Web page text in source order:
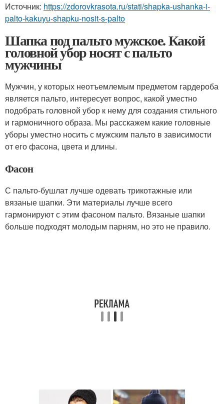
Источник: https://zdorovkrasota.ru/stati/shapka-ushanka-i-
palto-kakuyu-shapku-nosit-s-palto
Шапка под пальто мужское. Какой
головной убор носят с пальто
мужчины
Мужчин, у которых неотъемлемым предметом гардероба
является пальто, интересует вопрос, какой уместно
подобрать головной убор к нему для создания стильного
и гармоничного образа. Мы расскажем какие головные
уборы уместно носить с мужским пальто в зависимости
от его фасона, цвета и длины.
Фасон
С пальто-бушлат лучше одевать трикотажные или
вязаные шапки. Эти материалы лучше всего
гармонируют с этим фасоном пальто. Вязаные шапки
больше подходят молодым парням, но это не правило.